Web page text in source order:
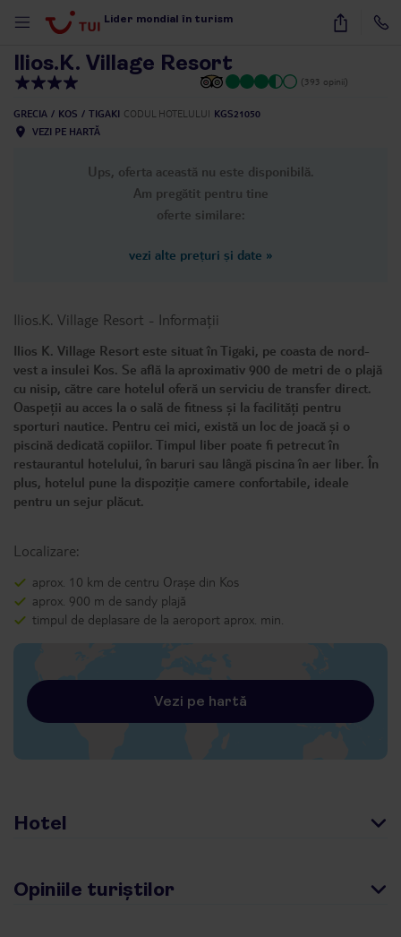
Lider mondial în turism 32
Ilios.K. Village Resort
(393 opinii)
GRECIA KOS TIGAKI CODUL HOTELULUI KGS21050
VEZI PE HARTĂ
Ups, oferta această nu este disponibilă.
Am pregătit pentru tine
oferte similare:
vezi alte prețuri și date »
Ilios.K. Village Resort - Informații
Ilios K. Village Resort este situat în Tigaki, pe coasta de nord-
vest a insulei Kos. Se află la aproximativ 900 de metri de o plajă
cu nisip, către care hotelul oferă un serviciu de transfer direct.
Oaspeții au acces la o sală de fitness și la facilități pentru
sporturi nautice. Pentru cei mici, există un loc de joacă și o
piscină dedicată copiilor. Timpul liber poate fi petrecut în
restaurantul hotelului, în baruri sau lângă piscina în aer liber. În
plus, hotelul pune la dispoziție camere confortabile, ideale
pentru un sejur plăcut.
Localizare:
aprox. 10 km de centru Orașe din Kos
aprox. 900 m de sandy plajă
timpul de deplasare de la aeroport aprox. min.
Vezi pe hartă
Hotel
Opiniile turiștilor